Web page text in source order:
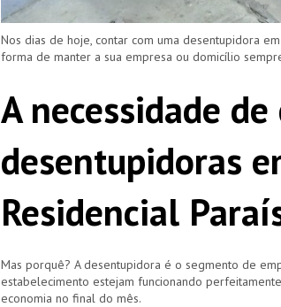
Nos dias de hoje, contar com uma desentupidora
forma de manter a sua empresa ou domicílio
A necessidade
desentupidoras
Residencial
Mas porquê? A desentupidora é o segmento de
estabelecimento estejam funcionando
economia no final do mês.